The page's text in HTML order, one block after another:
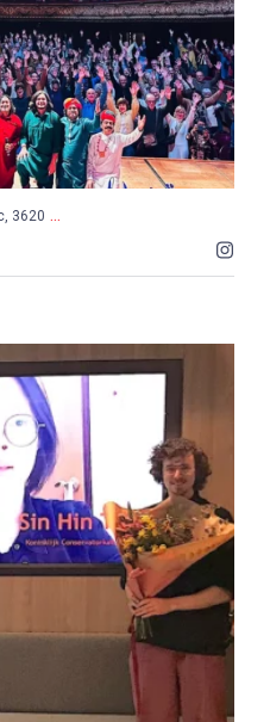
3620 ...
suite et fin avec le ...